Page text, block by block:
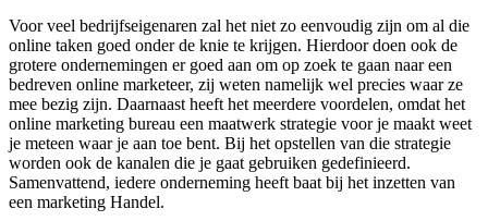
Voor veel bedrijfseigenaren zal het niet zo eenvoudig zijn om al die
online taken goed onder de knie te krijgen. Hierdoor doen ook de
grotere ondernemingen er goed aan om op zoek te gaan naar een
bedreven online marketeer, zij weten namelijk wel precies waar ze
mee bezig zijn. Daarnaast heeft het meerdere voordelen, omdat het
online marketing bureau een maatwerk strategie voor je maakt weet
je meteen waar je aan toe bent. Bij het opstellen van die strategie
worden ook de kanalen die je gaat gebruiken gedefinieerd.
Samenvattend, iedere onderneming heeft baat bij het inzetten van
een marketing Handel.